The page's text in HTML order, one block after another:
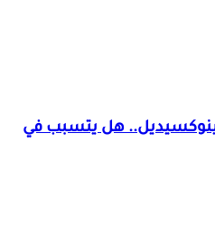
هل يتسبب في